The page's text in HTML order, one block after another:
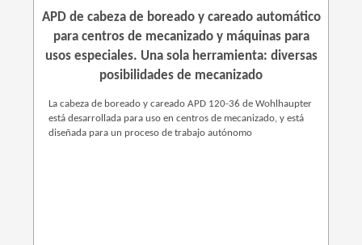
APD de cabeza de boreado y careado automático
para centros de mecanizado y máquinas para
usos especiales. Una sola herramienta: diversas
posibilidades de mecanizado
La cabeza de boreado y careado APD 120-36 de Wohlhaupter
está desarrollada para uso en centros de mecanizado, y está
diseñada para un proceso de trabajo autónomo